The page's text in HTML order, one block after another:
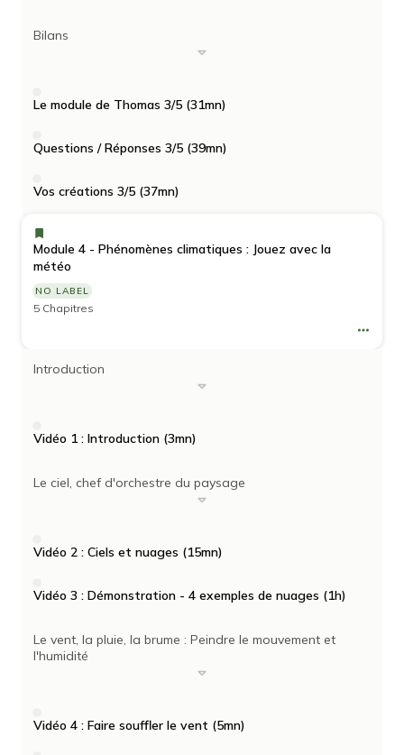
Bilans
Le module de Thomas 3/5 (31mn)
Questions / Réponses 3/5 (39mn)
Vos créations 3/5 (37mn)
Module 4 - Phénomènes climatiques : Jouez avec la
météo
NO LABEL
5 Chapitres
Introduction
Vidéo 1 : Introduction (3mn)
Le ciel, chef d'orchestre du paysage
Vidéo 2 : Ciels et nuages (15mn)
Vidéo 3 : Démonstration - 4 exemples de nuages (1h)
Le vent, la pluie, la brume : Peindre le mouvement et
l'humidité
Vidéo 4 : Faire souffler le vent (5mn)